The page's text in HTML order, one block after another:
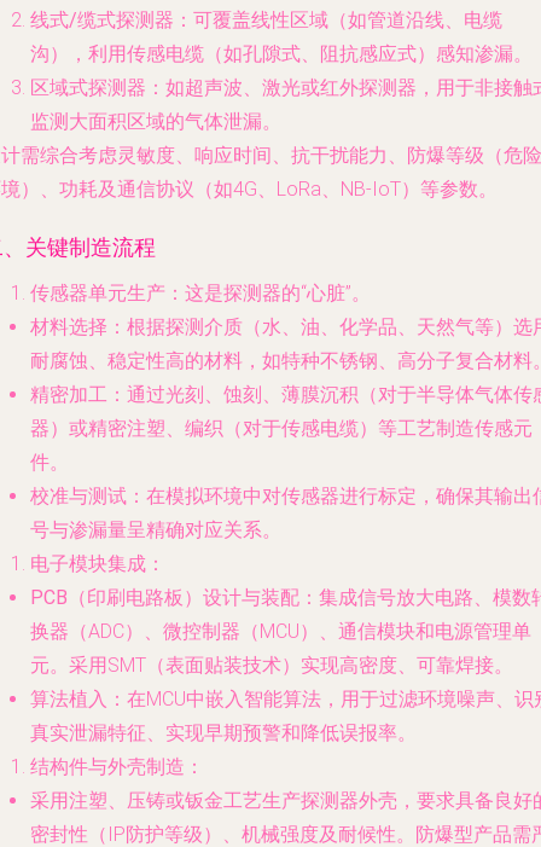
线式/缆式探测器 ：可覆盖线性区域（如管道沿线、电缆
沟），利用传感电缆（如孔隙式、阻抗感应式）感知渗漏。
区域式探测器 ：如超声波、激光或红外探测器，用于非接触
监测大面积区域的气体泄漏。
需综合考虑灵敏度、响应时间、抗干扰能力、防爆等级（危险
）、功耗及通信协议（如4G、LoRa、NB-IoT）等参数。
关键制造流程
传感器单元生产 ：这是探测器的“心脏”。
材料选择 ：根据探测介质（水、油、化学品、天然气等）选
耐腐蚀、稳定性高的材料，如特种不锈钢、高分子复合材料
精密加工 ：通过光刻、蚀刻、薄膜沉积（对于半导体气体传
器）或精密注塑、编织（对于传感电缆）等工艺制造传感元
件。
校准与测试 ：在模拟环境中对传感器进行标定，确保其输出
号与渗漏量呈精确对应关系。
电子模块集成 ：
PCB（印刷电路板）设计与装配 ：集成信号放大电路、模数
换器（ADC）、微控制器（MCU）、通信模块和电源管理单
元。采用SMT（表面贴装技术）实现高密度、可靠焊接。
算法植入 ：在MCU中嵌入智能算法，用于过滤环境噪声、识
真实泄漏特征、实现早期预警和降低误报率。
结构件与外壳制造 ：
采用注塑、压铸或钣金工艺生产探测器外壳，要求具备良好
密封性（IP防护等级）、机械强度及耐候性。防爆型产品需